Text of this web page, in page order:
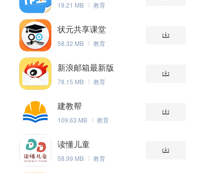
19.21 MB 教育
状元共享课堂
58.32 MB 教育
新浪邮箱最新版
78.15 MB 教育
建教帮
109.63 MB 教育
读懂儿童
58.99 MB 教育